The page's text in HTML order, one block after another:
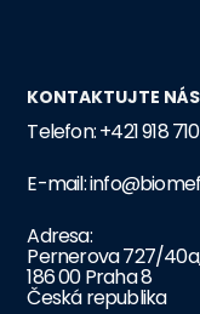
KONTAKTUJTE NÁS
Telefon: +421 918
E-mail:
Adresa:
Pernerova 727/
186 00 Praha 8
Česká republika